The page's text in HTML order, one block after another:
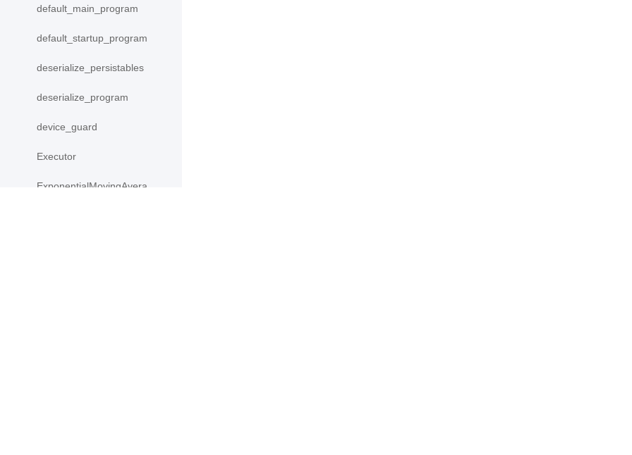
default_main_program
default_startup_program
deserialize_persistables
deserialize_program
device_guard
Executor
ExponentialMovingAverage